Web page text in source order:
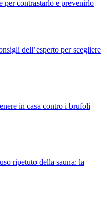
per contrastarlo e prevenirlo
dell’esperto per scegliere
in casa contro i brufoli
ripetuto della sauna: la